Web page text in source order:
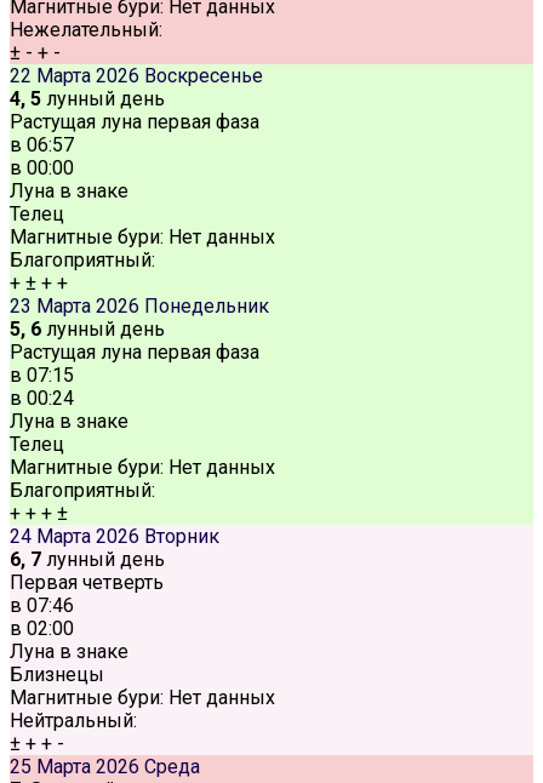
Магнитные бури: Нет данных
Нежелательный:
± - + -
22 Марта 2026 Воскресенье
4, 5 лунный день
Растущая луна первая фаза
в 06:57
в 00:00
Луна в знаке
Телец
Магнитные бури: Нет данных
Благоприятный:
+ ± + +
23 Марта 2026 Понедельник
5, 6 лунный день
Растущая луна первая фаза
в 07:15
в 00:24
Луна в знаке
Телец
Магнитные бури: Нет данных
Благоприятный:
+ + + ±
24 Марта 2026 Вторник
6, 7 лунный день
Первая четверть
в 07:46
в 02:00
Луна в знаке
Близнецы
Магнитные бури: Нет данных
Нейтральный:
± + + -
25 Марта 2026 Среда